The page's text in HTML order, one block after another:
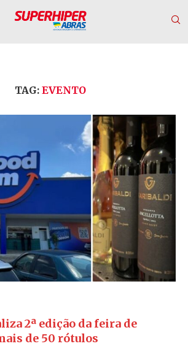
TAG: EVENTO
2ª edição da feira de
de 50 rótulos